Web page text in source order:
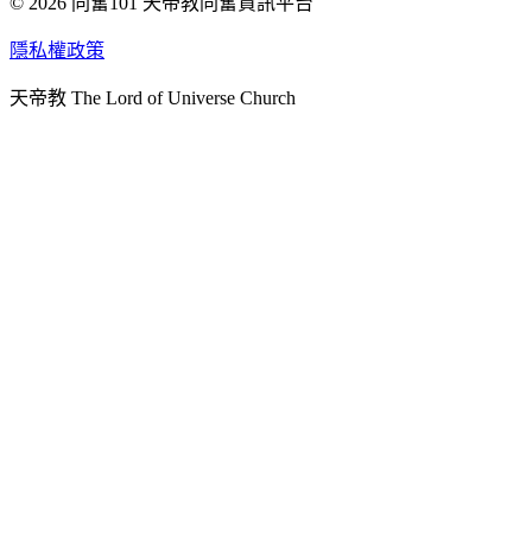
天人研究學院
天人炁功院
隱私權政策
天帝教 The Lord of Universe Church